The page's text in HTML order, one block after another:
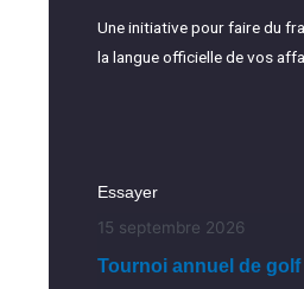
Une initiative pour faire du
la langue officielle de vos
Essayer
15 septembre 2026
Tournoi annuel de